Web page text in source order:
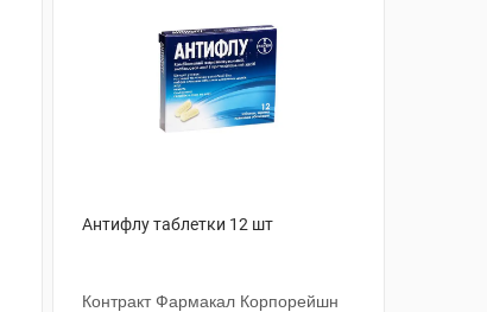
Антифлу таблетки 12 шт
Контракт Фармакал Корпорейшн